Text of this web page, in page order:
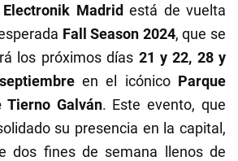
Electronik Madridestá de vuelta
Fall Season 2024, que se
los próximos días 21 y 22, 28 y
en el icónico Parque
Tierno Galván. Este evento, que
su presencia en la capital,
dos fines de semana llenos de